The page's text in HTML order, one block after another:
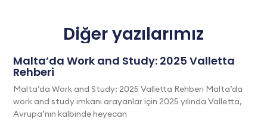
Diğer yazılarımız
Malta’da Work and Study: 2025 Valletta
Rehberi
Malta’da Work and Study: 2025 Valletta Rehberi Malta’da
work and study imkanı arayanlar için 2025 yılında Valletta,
Avrupa’nın kalbinde heyecan